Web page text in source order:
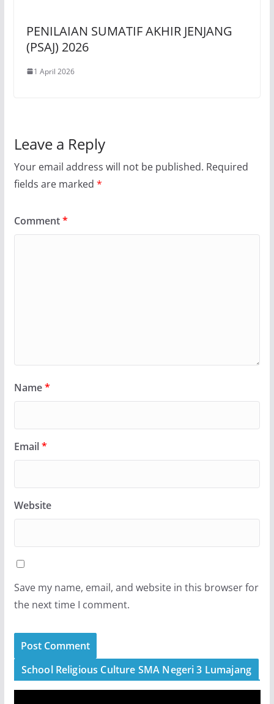
PENILAIAN SUMATIF AKHIR JENJANG
(PSAJ) 2026
1 April 2026
Leave a Reply
Your email address will not be published. Required
fields are marked *
Comment*
Name*
Email*
Website
Save my name, email, and website in this browser for
the next time I comment.
School Religious Culture SMA Negeri 3 Lumajang